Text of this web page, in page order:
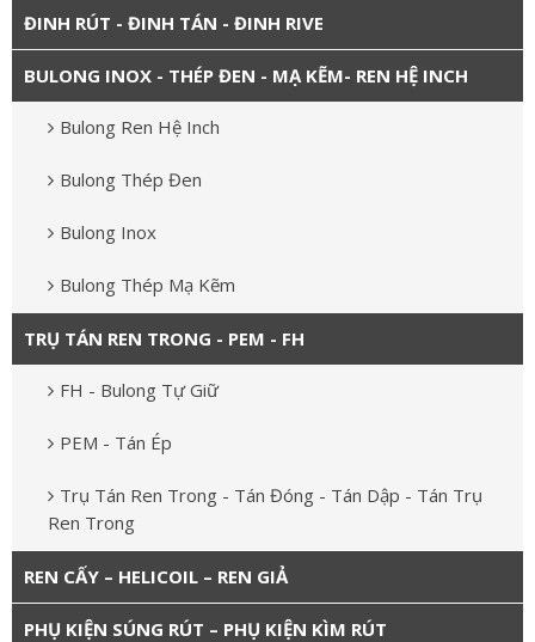
ĐINH RÚT - ĐINH TÁN - ĐINH RIVE
BULONG INOX - THÉP ĐEN - MẠ KẼM- REN HỆ INCH
Bulong Ren Hệ Inch
Bulong Thép Đen
Bulong Inox
Bulong Thép Mạ Kẽm
TRỤ TÁN REN TRONG - PEM - FH
FH - Bulong Tự Giữ
PEM - Tán Ép
Trụ Tán Ren Trong - Tán Đóng - Tán Dập - Tán Trụ
Ren Trong
REN CẤY – HELICOIL – REN GIẢ
PHỤ KIỆN SÚNG RÚT – PHỤ KIỆN KÌM RÚT